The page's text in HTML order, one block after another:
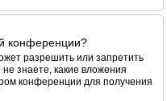
конференции?
разрешить или запретить
знаете, какие вложения
конференции для получения